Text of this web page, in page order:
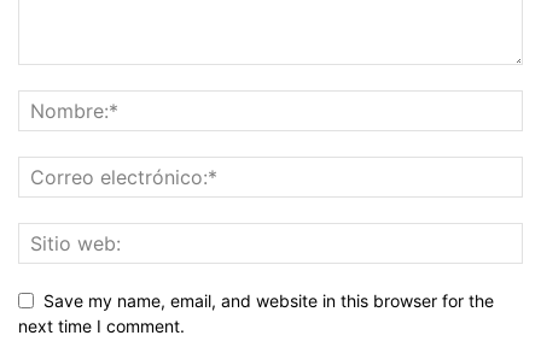
Save my name, email, and website in this browser for the
next time I comment.